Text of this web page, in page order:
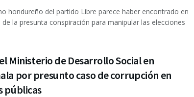
hondureño del partido Libre parece haber encontrado en
de la presunta conspiración para manipular las elecciones
Ministerio de Desarrollo Social en
por presunto caso de corrupción en
públicas